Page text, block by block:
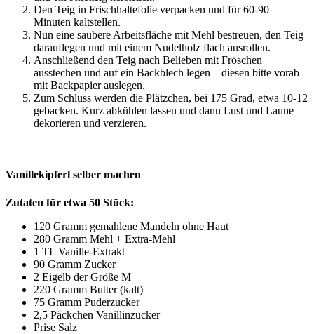
Den Teig in Frischhaltefolie verpacken und für 60-90
Minuten kaltstellen.
Nun eine saubere Arbeitsfläche mit Mehl bestreuen, den Teig
darauflegen und mit einem Nudelholz flach ausrollen.
Anschließend den Teig nach Belieben mit Fröschen
ausstechen und auf ein Backblech legen – diesen bitte vorab
mit Backpapier auslegen.
Zum Schluss werden die Plätzchen, bei 175 Grad, etwa 10-12
gebacken. Kurz abkühlen lassen und dann Lust und Laune
dekorieren und verzieren.
Vanillekipferl selber machen
Zutaten für etwa 50 Stück:
120 Gramm gemahlene Mandeln ohne Haut
280 Gramm Mehl + Extra-Mehl
1 TL Vanille-Extrakt
90 Gramm Zucker
2 Eigelb der Größe M
220 Gramm Butter (kalt)
75 Gramm Puderzucker
2,5 Päckchen Vanillinzucker
Prise Salz